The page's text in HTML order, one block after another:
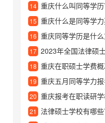
14 重庆什么叫同等学
15 重庆什么是同等学
16 重庆同等学历是什么
17 2023年全国法律硕士院校最
18 重庆在职硕士学费
19 重庆五月同等学力
20 重庆报考在职读研
21 法律硕士学校有哪